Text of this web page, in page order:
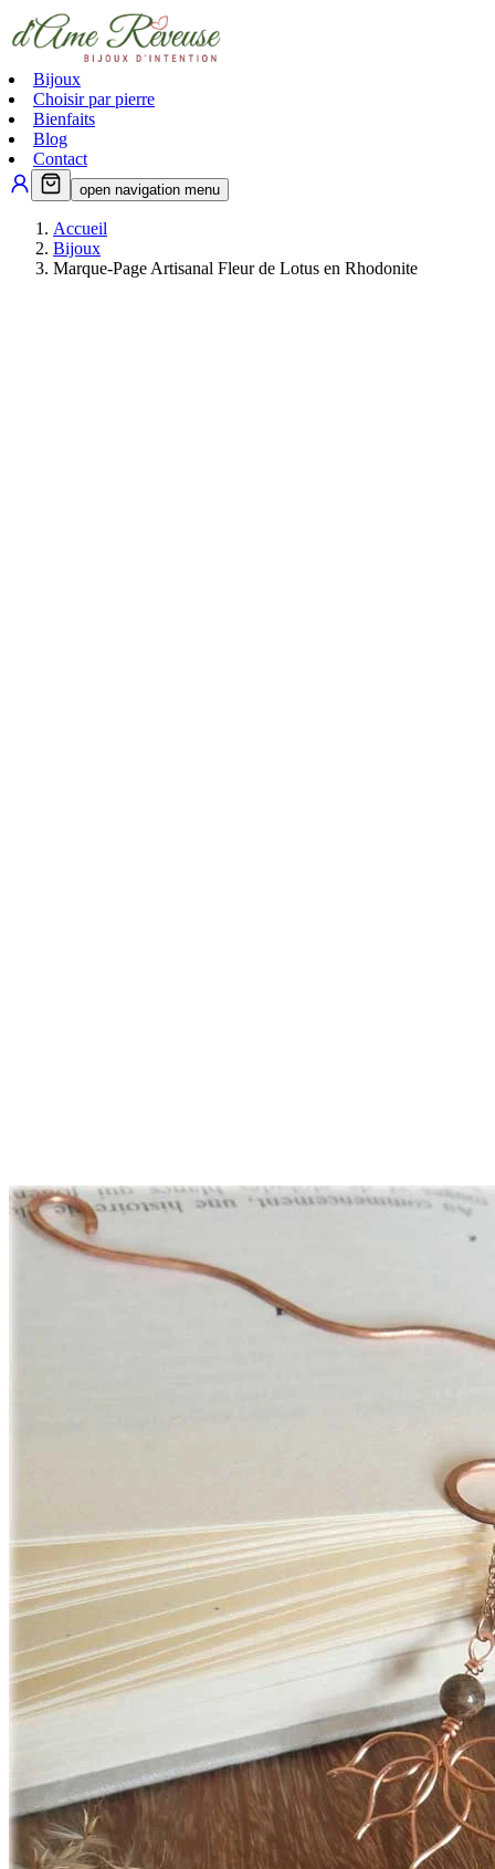
Bijoux
Choisir par pierre
Bienfaits
Blog
Contact
open navigation menu
Accueil
Bijoux
Marque-Page Artisanal Fleur de Lotus en Rhodonite